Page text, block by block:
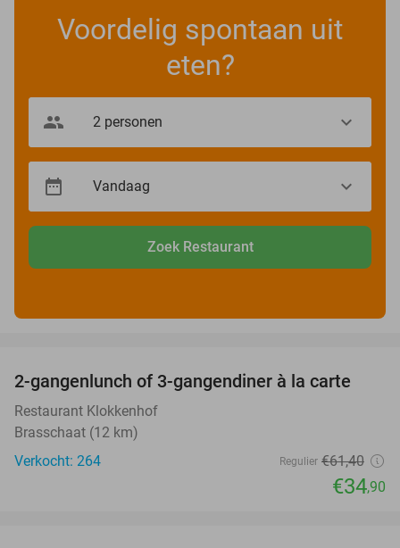
Voordelig spontaan uit
eten?
Zoek Restaurant
43%
2-gangenlunch of 3-gangendiner à la carte
Restaurant Klokkenhof
Brasschaat (12 km)
Verkocht: 264
Regulier €61,40
€34,90